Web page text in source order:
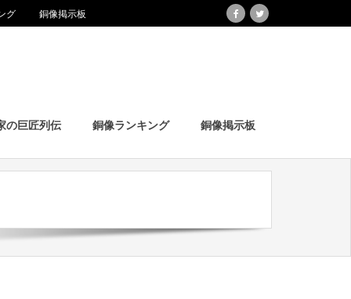
グ 銅像掲示板
の巨匠列伝 銅像ランキング 銅像掲示板